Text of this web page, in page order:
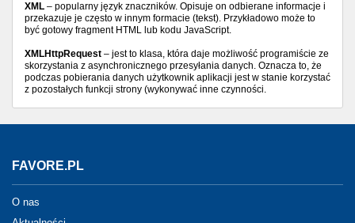
XML – popularny język znaczników. Opisuje on odbierane informacje i
przekazuje je często w innym formacie (tekst). Przykładowo może to
być gotowy fragment HTML lub kodu JavaScript.
XMLHttpRequest – jest to klasa, która daje możliwość programiście ze
skorzystania z asynchronicznego przesyłania danych. Oznacza to, że
podczas pobierania danych użytkownik aplikacji jest w stanie korzystać
z pozostałych funkcji strony (wykonywać inne czynności.
FAVORE.PL
O nas